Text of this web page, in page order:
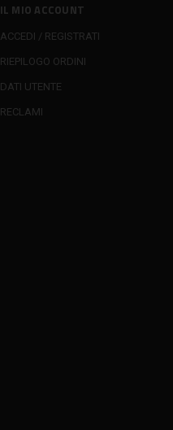
IL MIO ACCOUNT
ACCEDI / REGISTRATI
RIEPILOGO ORDINI
DATI UTENTE
RECLAMI